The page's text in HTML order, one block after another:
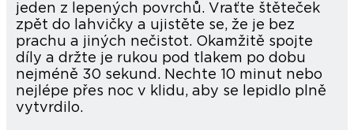
jeden z lepených povrchů. Vraťte štěteček
zpět do lahvičky a ujistěte se, že je bez
prachu a jiných nečistot. Okamžitě spojte
díly a držte je rukou pod tlakem po dobu
nejméně 30 sekund. Nechte 10 minut nebo
nejlépe přes noc v klidu, aby se lepidlo plně
vytvrdilo.